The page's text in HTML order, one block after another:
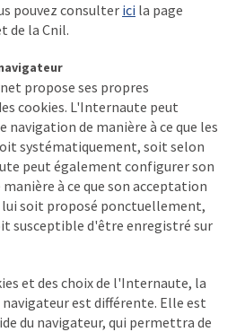
pouvez consulter ici la page
de la Cnil.
propose ses propres
cookies. L'Internaute peut
de manière à ce que les
systématiquement, soit selon
peut également configurer son
à ce que son acceptation
lui soit proposé ponctuellement,
susceptible d'être enregistré sur
et des choix de l'Internaute, la
est différente. Elle est
du navigateur, qui permettra de